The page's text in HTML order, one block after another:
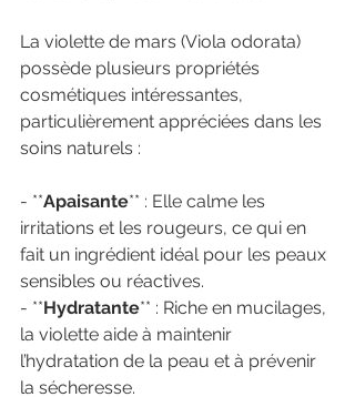
La violette de mars (Viola odorata)
possède plusieurs propriétés
cosmétiques intéressantes,
particulièrement appréciées dans les
soins naturels :
- **Apaisante** : Elle calme les
irritations et les rougeurs, ce qui en
fait un ingrédient idéal pour les peaux
sensibles ou réactives.
- **Hydratante** : Riche en mucilages,
la violette aide à maintenir
l’hydratation de la peau et à prévenir
la sécheresse.